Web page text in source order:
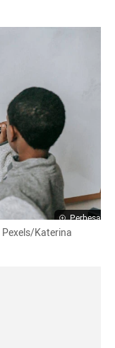
Perbesar
Katerina